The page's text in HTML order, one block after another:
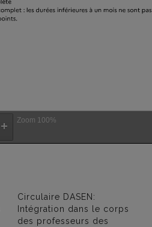
Zoom 100%
Circulaire DASEN:
Intégration dans le corps
des professeurs des